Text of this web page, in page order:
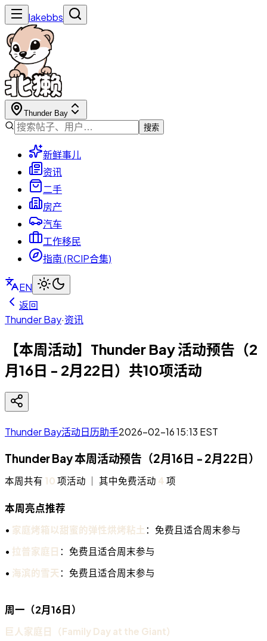
lakebbs
Thunder Bay
搜索
新鲜事儿
资讯
二手
房产
汽车
工作移民
指南 (RCIP合集)
EN
返回
Thunder Bay·资讯
【本周活动】Thunder Bay 活动预告（2
月16日 - 2月22日）共10项活动
Thunder Bay活动日历助手2026-02-16 15:13 EST
Thunder Bay 本周活动预告（2月16日 - 2月22日）
本周共有 10 项活动 ｜ 其中免费活动 4 项
本周亮点推荐
• 家庭烤箱以甜蜜的弹性烘烤粘土 ：免费且适合周末参与
• 拉普家庭日 ：免费且适合周末参与
• 海滨的雪天 ：免费且适合周末参与
周一（2月16日）
巨人家庭日（Family Day at the Giant）